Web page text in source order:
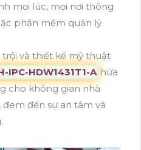
mọi lúc, mọi nơi thông
phần mềm quản lý
và thiết kế mỹ thuật
IPC-HDW1431T1-A hứa
cho không gian nhà
đem đến sự an tâm và